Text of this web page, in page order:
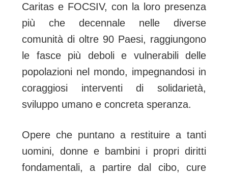
Caritas e FOCSIV, con la loro presenza
più che decennale nelle diverse
comunità di oltre 90 Paesi, raggiungono
le fasce più deboli e vulnerabili delle
popolazioni nel mondo, impegnandosi in
coraggiosi interventi di solidarietà,
sviluppo umano e concreta speranza.
Opere che puntano a restituire a tanti
uomini, donne e bambini i propri diritti
fondamentali, a partire dal cibo, cure